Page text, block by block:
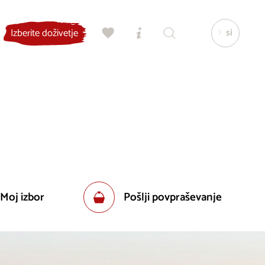
Izberite doživetje si
izbor Pošlji povpraševanje